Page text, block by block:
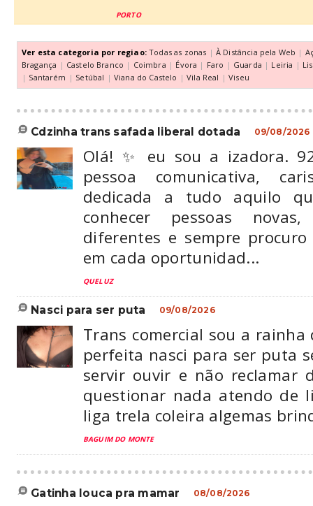
PORTO
Ver esta categoria por regiao: Todas as zonas | À Distância pela Web |
Bragança | Castelo Branco | Coimbra | Évora | Faro | Guarda | Leiria |
| Santarém | Setúbal | Viana do Castelo | Vila Real | Viseu
cdzinha trans safada liberal dotada 09/08/2026
Olá! ✨ eu sou a izadora.
pessoa comunicativa,
dedicada a tudo aquilo
conhecer pessoas
diferentes e sempre
em cada oportunidad...
QUELUZ
nasci para ser puta 09/08/2026
Trans comercial sou a
perfeita nasci para ser puta
servir ouvir e não reclamar
questionar nada atendo de
liga trela coleira algemas
BAGUIM DO MONTE
gatinha louca pra mamar 08/08/2026